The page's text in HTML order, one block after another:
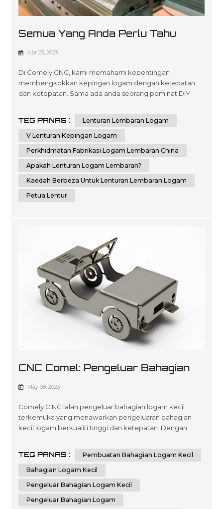
Semua Yang Anda Perlu Tahu
Tentang Lenturan Lembaran
Apr 23, 2023
Di Comely CNC, kami memahami kepentingan
membengkokkan kepingan logam dengan ketepatan
dan ketepatan. Sama ada anda seorang peminat DIY
membantu anda mencapai hasil yang sempurna. Dalam
panduan komprehensif ini, kami akan memberikan anda
arahan langkah demi langkah dan petua penting tentang
TEG PANAS :
Lenturan Lembaran Logam
V Lenturan Kepingan Logam
Perkhidmatan Fabrikasi Logam Lembaran China
Apakah Lenturan Logam Lembaran?
Kaedah Berbeza Untuk Lenturan Lembaran Logam
Petua Lentur
CNC Comel: Pengeluar Bahagian
Logam Kecil Anda Yang Dipercayai
May 08, 2023
Comely C NC ialah pengeluar bahagian logam kecil
terkemuka yang menawarkan pengeluaran bahagian
kecil logam berkualiti tinggi dan ketepatan. Dengan
memenuhi keperluan khusus anda. CNC comely pakar
dalam perkhidmatan fabrikasi kepingan logam. Kami
TEG PANAS :
Pembuatan Bahagian Logam Kecil
Bahagian Logam Kecil
Pengeluar Bahagian Logam Kecil
Pengeluar Bahagian Logam